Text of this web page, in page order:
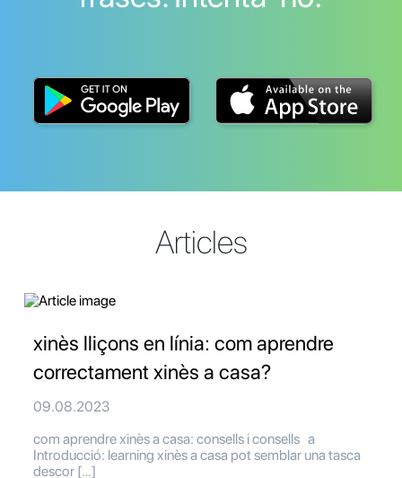
Articles
xinès lliçons en línia: com aprendre
correctament xinès a casa?
09.08.2023
com aprendre xinès a casa: consells i consells a
Introducció: learning xinès a casa pot semblar una tasca
descor […]